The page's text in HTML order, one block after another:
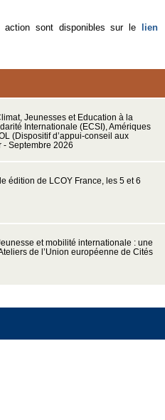
sont disponibles sur le lien
Jeunesses et Education à la
Internationale (ECSI), Amériques
(Dispositif d’appui-conseil aux
- Septembre 2026
édition de LCOY France, les 5 et 6
et mobilité internationale : une
de l’Union européenne de Cités